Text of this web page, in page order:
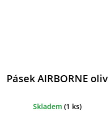
Pásek AIRBORNE oliv
Skladem(1 ks)